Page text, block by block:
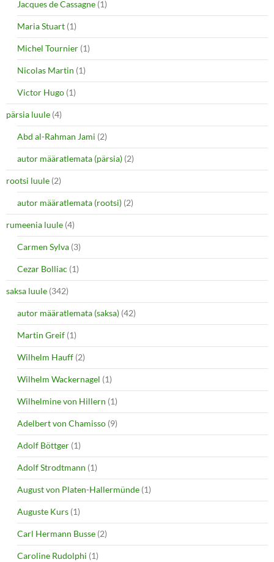
Jacques de Cassagne (1)
Maria Stuart (1)
Michel Tournier (1)
Nicolas Martin (1)
Victor Hugo (1)
pärsia luule (4)
Abd al-Rahman Jami (2)
autor määratlemata (pärsia) (2)
rootsi luule (2)
autor määratlemata (rootsi) (2)
rumeenia luule (4)
Carmen Sylva (3)
Cezar Bolliac (1)
saksa luule (342)
autor määratlemata (saksa) (42)
Martin Greif (1)
Wilhelm Hauff (2)
Wilhelm Wackernagel (1)
Wilhelmine von Hillern (1)
Adelbert von Chamisso (9)
Adolf Böttger (1)
Adolf Strodtmann (1)
August von Platen-Hallermünde (1)
Auguste Kurs (1)
Carl Hermann Busse (2)
Caroline Rudolphi (1)